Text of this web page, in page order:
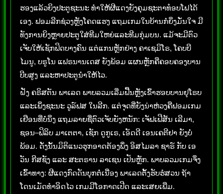
ຮອງແລ້ວຍິງປະຕູຊະນະ ທໍາໃຫ້ຜີແດງຍັງຄຸມຊະຕາທ໋ອບໂຟໄດ້
ເອງ. ຟອມລີກຊ່ວງຫຼັງໂຄດແຮງ ແຖມເກມໃນບ້ານກໍຍິ່ງມັ່ນໃຈ ມີ
ທັງການຍິງຫຼາຍປະຕູໃສ່ທີມໃຫຍ່ແລະທີມກຸ່ມບນ. ແມ້ຈະມີຕົວ
ເຈັບໃຫ້ເຊັກຟິດບາງຄົນ ແຕ່ແກນຫຼັກຢ່າງ ຄາເຊມິໂຣ, ໂຄບບີ
ໄມນູ, ບຣູໂນ ແຟຣນານເດສ ຍັງພ້ອມ ແຜນຫຼັກຄືຄອບຄອງບານ
ບີບສູງ ແລະຫາປະຕູນໍາໃຫ້ໄວ.
ຝັ່ງ ຄຣິສຕັນ ພາເລດ ພາບລວມເລີ່ມຟື້ນຫຼັງເຂົ້າຮອບບານຢຸໂຣບ
ແລະເພິ່ງຊະນະ ວູລ໌ຟສ ໃນລີກ. ແຕ່ຈຸດທີ່ຍັງນ່າຫ່ວງຄືຟອມເກມ
ເຢືອນທີ່ບໍ່ນິ່ງ ແຖມລາຍຊື່ຕົວເຈັບຍັງຫນັກ: ເຈັຟເຟີສັນ ເລີມາ,
ຊອນ–ຟິລິບ ມາເຕຕາ, ເຊັກ ດູກູເຣ, ເອັດດີ ເອນເຄຕີຢາ ຍັງບໍ່
ພ້ອມ. ດັ່ງນັ້ນມິຕິແນວຮຸກອາດຕ້ອງພຶ່ງ ອິສໄມລາ ຊາຣ໌ ກັບ ເອ
ວັນ ກີສຊັງ ແລະ ສະຕຣານ ລາເຊນ ເປັນຫຼັກ. ພາບລວມເກມຈຶ່ງ
ເຂົ້າທາງ: ຜີແດງກົດດັນບຸກຕໍ່ເນື່ອງ ພາເລດຕັ້ງຮັບຮໍສວນ ຖ້າ
ໂດນເມັດທໍາອິດໄວ ເກມມີໂອກາດເປີດ ແລະເສຍເພີ່ມ.